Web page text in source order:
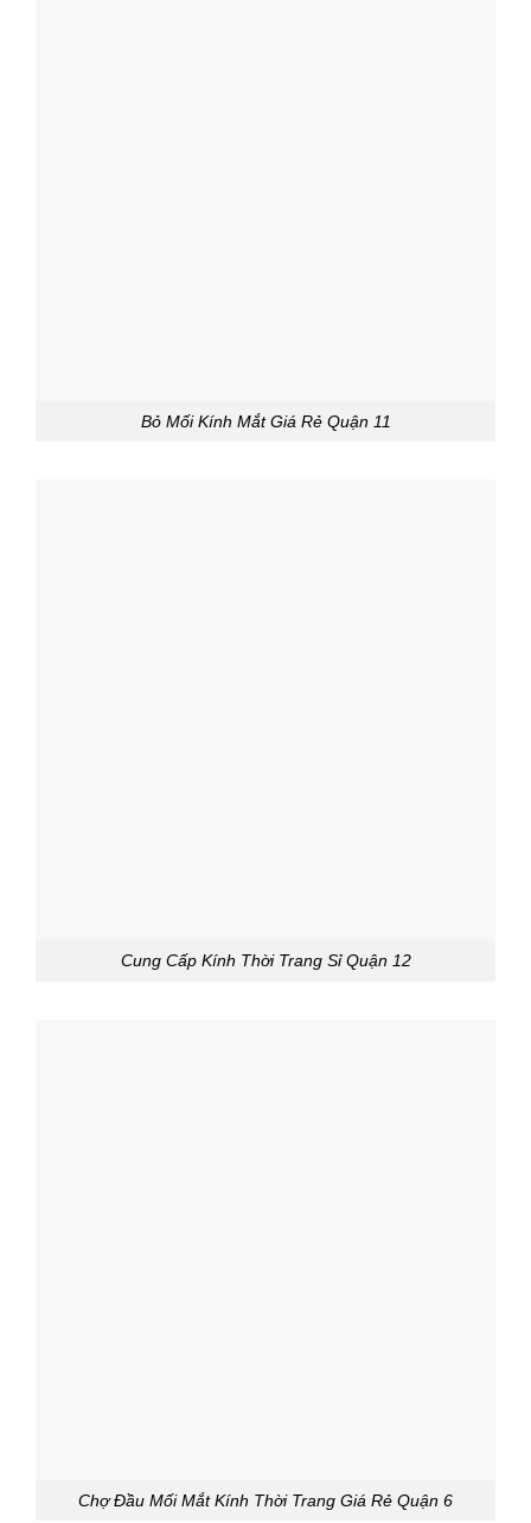
Bỏ Mối Kính Mắt Giá Rẻ Quận 11
Cung Cấp Kính Thời Trang Sỉ Quận 12
Chợ Đầu Mối Mắt Kính Thời Trang Giá Rẻ Quận 6